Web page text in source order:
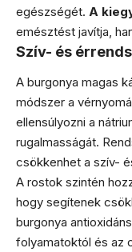
egészségét. A
emésztést javítja,
Szív- és
A burgonya magas
módszer a
ellensúlyozni a
rugalmasságát.
csökkenhet a szív-
A rostok szintén
hogy segítenek
burgonya
folyamatoktól és az